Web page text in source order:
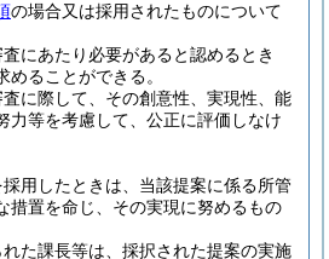
の場合又は採用されたものについて
にあたり必要があると認めるとき
めることができる。
に際して、その創意性、実現性、能
力等を考慮して、公正に評価しなけ
用したときは、当該提案に係る所管
措置を命じ、その実現に努めるもの
た課長等は、採択された提案の実施